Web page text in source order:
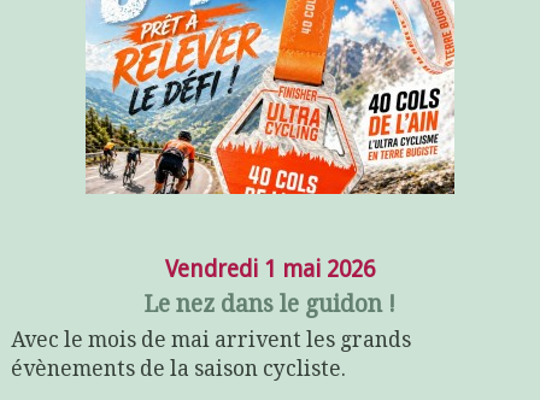
Vendredi 1 mai 2026
Le nez dans le guidon !
Avec le mois de mai arrivent les grands
évènements de la saison cycliste.